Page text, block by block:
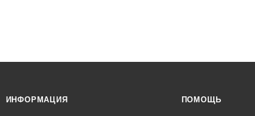
ИНФОРМАЦИЯ ПОМОЩЬ